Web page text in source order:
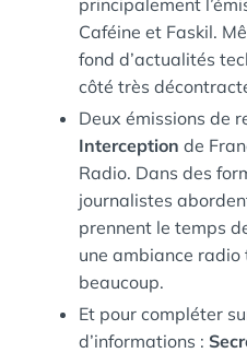
principalement
Caféine et Faskil.
fond d’actualités
côté très
Deux émissions de
Interception de
Radio. Dans des
journalistes
prennent le temps
une ambiance radio
beaucoup.
Et pour compléter
d’informations :